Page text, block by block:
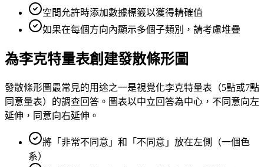
空間允許時添加數據標籤以獲得精確值
如果在每個方向內顯示多個子類別，請考慮堆疊
為李克特量表創建發散條形圖
發散條形圖最常見的用途之一是視覺化李克特量表（5點或7點
同意量表）的調查回答。圖表以中立回答為中心，不同意向左
延伸，同意向右延伸。
將「非常不同意」和「不同意」放在左側（一個色
系）